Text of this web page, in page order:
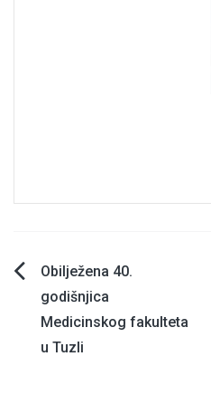
Navigacija
članaka
Obilježena 40.
godišnjica
Medicinskog fakulteta
u Tuzli